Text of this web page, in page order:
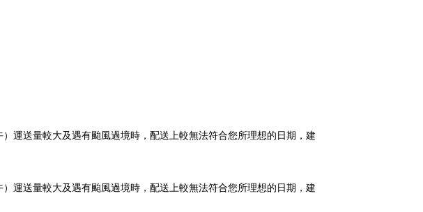
運送量較大及遇有颱風過境時，配送上較無法符合您所理想的日期，建
運送量較大及遇有颱風過境時，配送上較無法符合您所理想的日期，建